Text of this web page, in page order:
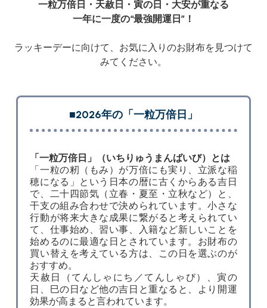
一粒万倍日・天赦日・寅の日・大安が重なる
一年に一度の“最強開運日”！
ラッキーデーに向けて、お気に入りのお財布を見つけて
みてください。
■2026年の「一粒万倍日」
「一粒万倍日」（いちりゅうまんばいび）とは
「一粒の籾（もみ）が万倍にも実り、立派な稲
穂になる」という日本の暦に古くからある吉日
で、二十四節気（立春・夏至・立秋など）と、
干支の組み合わせで決められています。小さな
行動が将来大きな成果に繋がると考えられてい
て、仕事始め、習い事、入籍など新しいことを
始めるのに最適な日とされています。お財布の
買い替えを考えている方は、この日を選ぶのが
おすすめ。
天赦日（てんしゃにち／てんしゃび）、寅の
日、巳の日など他の吉日と重なると、より開運
効果が高まると言われています。